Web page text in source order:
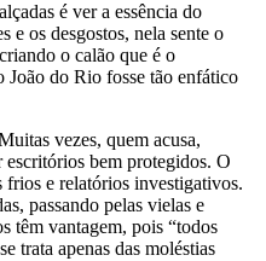
é ver a essência do
e os desgostos, nela sente o
o calão que é o
João do Rio fosse tão enfático
vezes, quem acusa,
escritórios bem protegidos. O
frios e relatórios investigativos.
passando pelas vielas e
têm vantagem, pois “todos
trata apenas das moléstias